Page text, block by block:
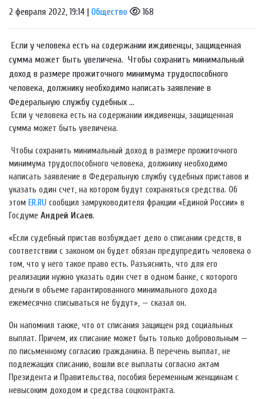
2 февраля 2022, 19:14 | Общество 168
Если у человека есть на содержании иждивенцы, защищенная
сумма может быть увеличена. Чтобы сохранить минимальный
доход в размере прожиточного минимума трудоспособного
человека, должнику необходимо написать заявление в
Федеральную службу судебных ...
Если у человека есть на содержании иждивенцы, защищенная
сумма может быть увеличена.
Чтобы сохранить минимальный доход в размере прожиточного
минимума трудоспособного человека, должнику необходимо
написать заявление в Федеральную службу судебных приставов и
указать один счет, на котором будут сохраняться средства. Об
этом ER.RU сообщил замруководителя фракции «Единой России» в
Госдуме Андрей Исаев.
«Если судебный пристав возбуждает дело о списании средств, в
соответствии с законом он будет обязан предупредить человека о
том, что у него такое право есть. Разъяснить, что для его
реализации нужно указать один счет в одном банке, с которого
деньги в объеме гарантированного минимального дохода
ежемесячно списываться не будут», — сказал он.
Он напомнил также, что от списания защищен ряд социальных
выплат. Причем, их списание может быть только добровольным —
по письменному согласию гражданина. В перечень выплат, не
подлежащих списанию, вошли все выплаты согласно актам
Президента и Правительства, пособия беременным женщинам с
невысоким доходом и средства соцконтракта.